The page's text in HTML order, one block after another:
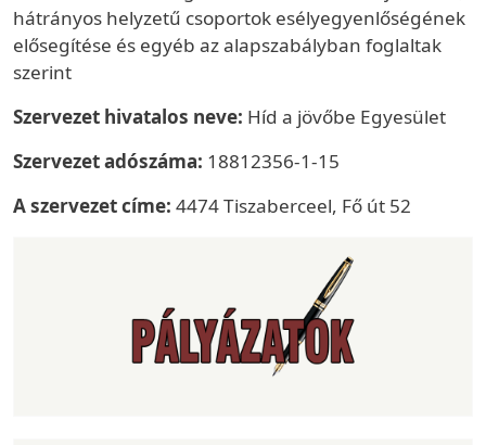
hátrányos helyzetű csoportok esélyegyenlőségének
elősegítése és egyéb az alapszabályban foglaltak
szerint
Szervezet hivatalos neve: Híd a jövőbe Egyesület
Szervezet adószáma: 18812356-1-15
A szervezet címe: 4474 Tiszaberceel, Fő út 52